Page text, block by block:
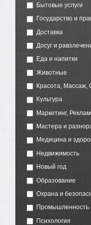
Бытовые услуги
Государство и
Доставка
Досуг и
Еда и напитки
Животные
Красота, Массаж,
Культура
Маркетинг,
Мастера и
Медицина и
Недвижимость
Новый год
Образование
Охрана и
Промышленность
Психология